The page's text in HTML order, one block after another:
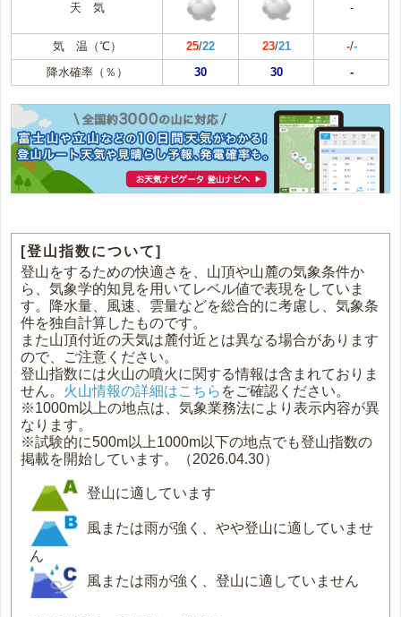
天 気 -
気 温（℃） 25/22 23/21 -/-
降水確率（％）
30 30 -
[登山指数について]
登山をするための快適さを、山頂や山麓の気象条件か
ら、気象学的知見を用いてレベル値で表現をしていま
す。降水量、風速、雲量などを総合的に考慮し、気象条
件を独自計算したものです。
また山頂付近の天気は麓付近とは異なる場合があります
ので、ご注意ください。
登山指数には火山の噴火に関する情報は含まれておりま
せん。 火山情報の詳細はこちら をご確認ください。
※1000m以上の地点は、気象業務法により表示内容が異
なります。
※試験的に500m以上1000m以下の地点でも登山指数の
掲載を開始しています。（2026.04.30）
登山に適しています
風または雨が強く、やや登山に適していませ
ん
風または雨が強く、登山に適していません